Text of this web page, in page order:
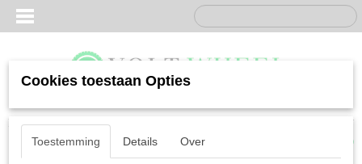
Inloggen Registreren
UW WINKELWAGEN
(0)
Cookies toestaan Opties
Toestemming Details Over